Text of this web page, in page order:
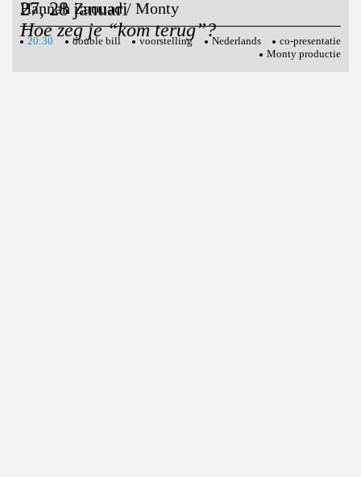
27, 28 januari
Hoe zeg je “kom terug”?
Hannah Zaouad / Monty
20:30 double bill voorstelling Nederlands
co-presentatie
Monty productie